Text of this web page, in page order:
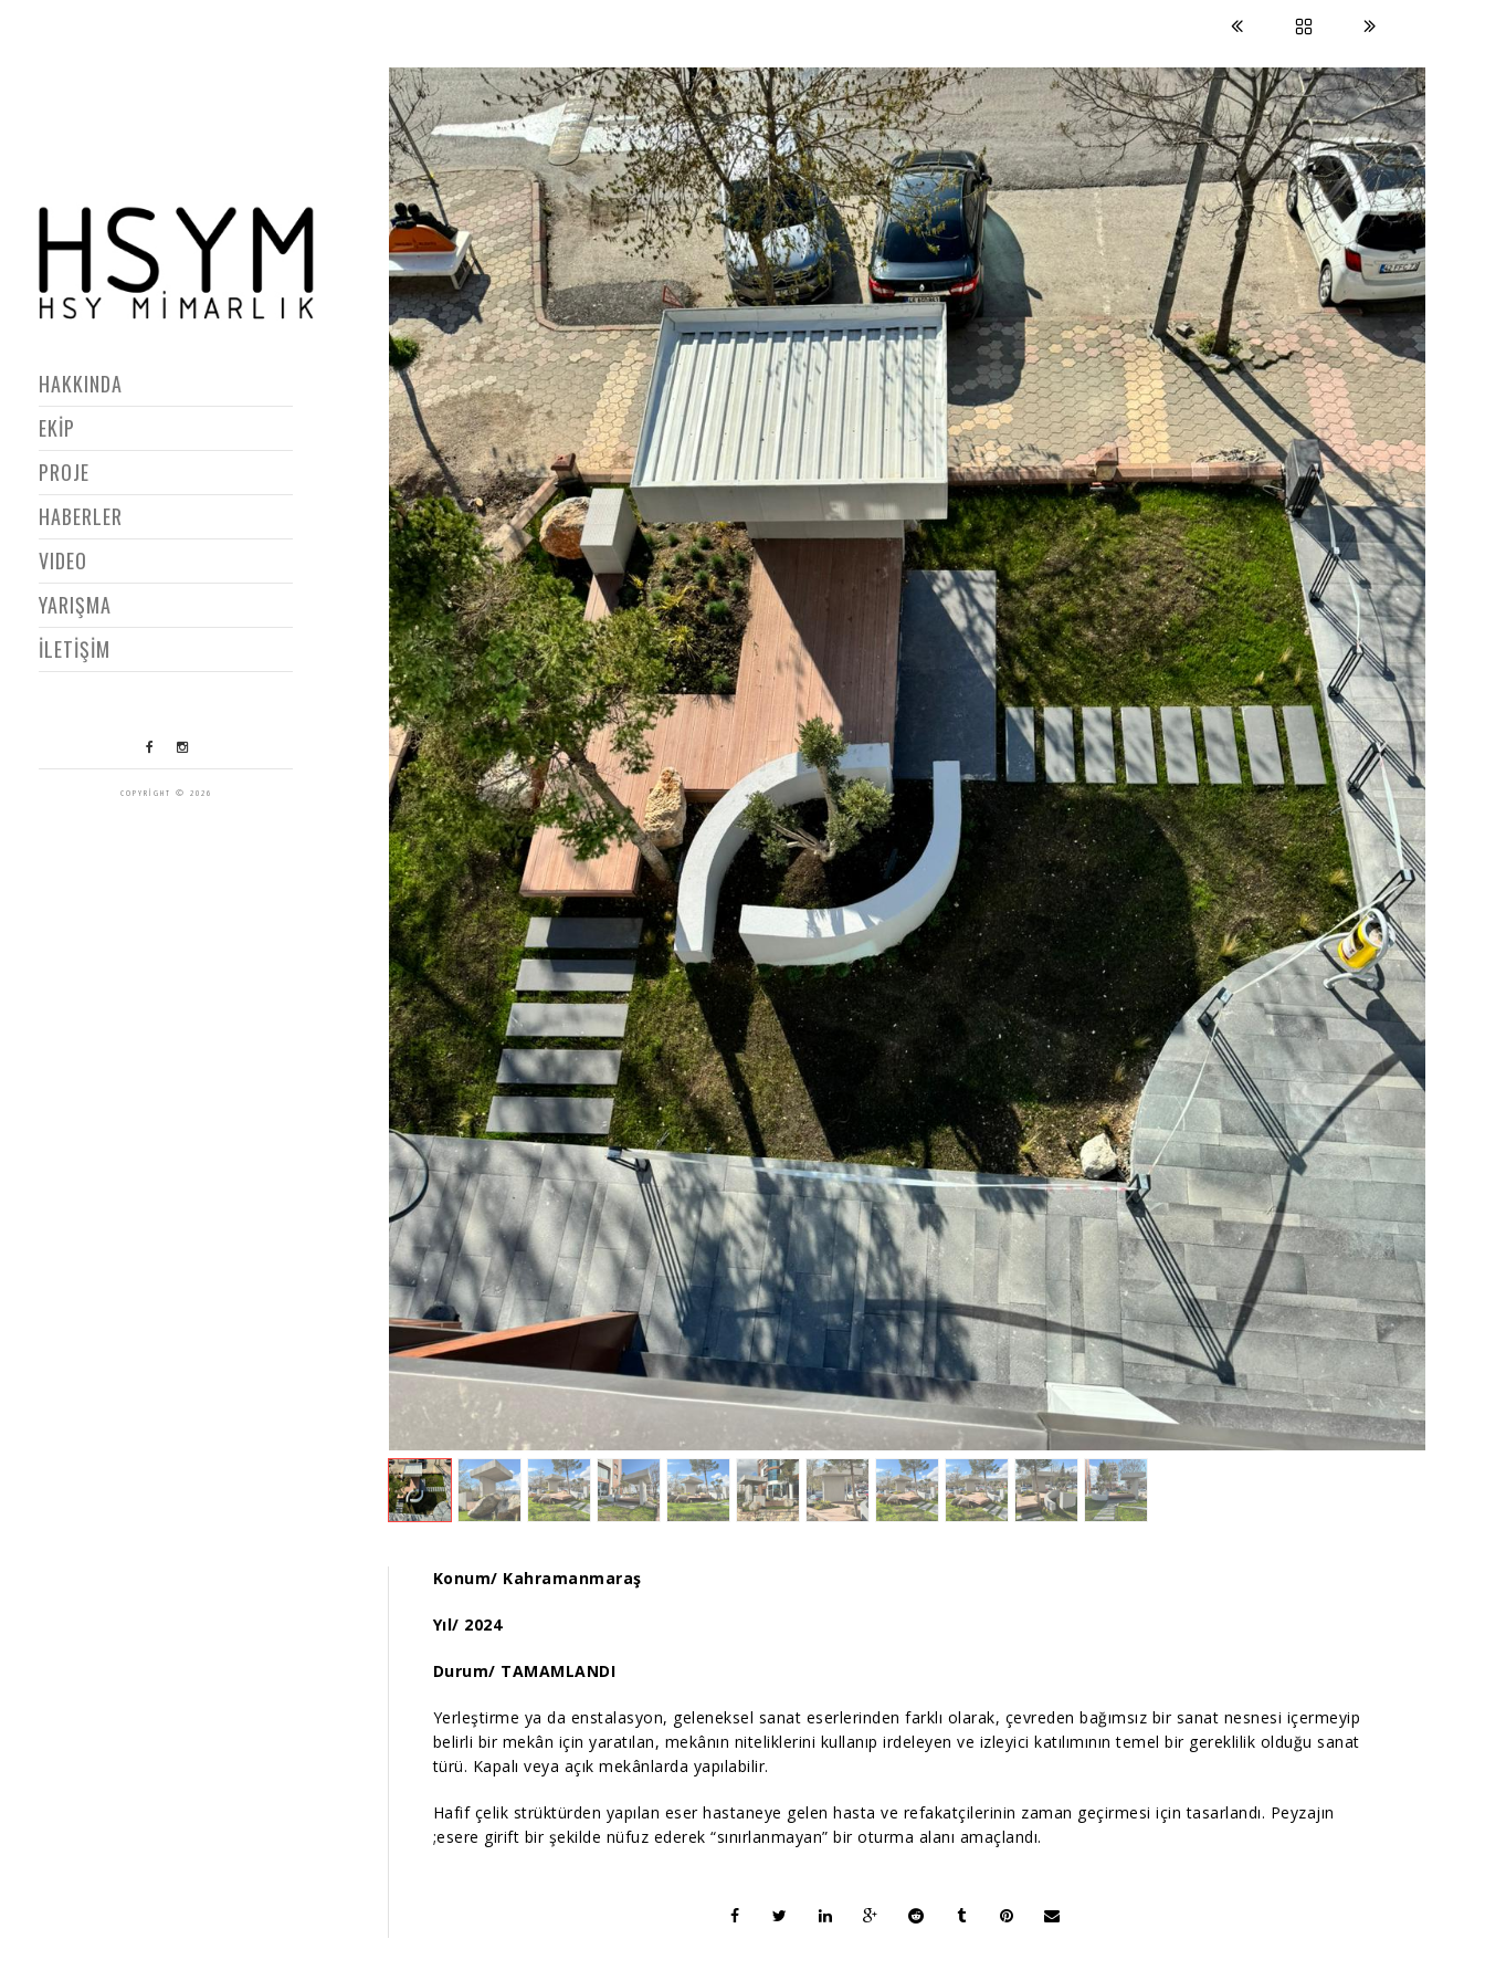
HAKKINDA
EKİP
PROJE
HABERLER
VIDEO
YARIŞMA
İLETİŞİM
COPYRIGHT © 2026
Konum/ Kahramanmaraş
Yıl/ 2024
Durum/ TAMAMLANDI
Yerleştirme ya da enstalasyon, geleneksel sanat eserlerinden farklı olarak, çevreden bağımsız bir sanat nesnesi içermeyip
belirli bir mekân için yaratılan, mekânın niteliklerini kullanıp irdeleyen ve izleyici katılımının temel bir gereklilik olduğu sanat
türü. Kapalı veya açık mekânlarda yapılabilir.
Hafif çelik strüktürden yapılan eser hastaneye gelen hasta ve refakatçilerinin zaman geçirmesi için tasarlandı. Peyzajın
;esere girift bir şekilde nüfuz ederek “sınırlanmayan” bir oturma alanı amaçlandı.